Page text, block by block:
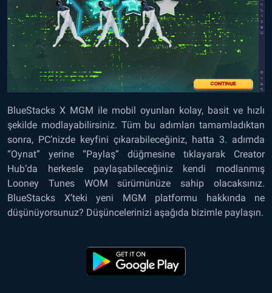
BlueStacks X MGM ile mobil oyunları kolay, basit ve hızlı
şekilde modlayabilirsiniz. Tüm bu adımları tamamladıktan
sonra, PC’nizde keyfini çıkarabileceğiniz, hatta 3. adımda
“Oynat” yerine “Paylaş” düğmesine tıklayarak Creator
Hub’da herkesle paylaşabileceğiniz kendi modlanmış
Looney Tunes WOM sürümünüze sahip olacaksınız.
BlueStacks X’teki yeni MGM platformu hakkında ne
düşünüyorsunuz? Düşüncelerinizi aşağıda bizimle paylaşın.